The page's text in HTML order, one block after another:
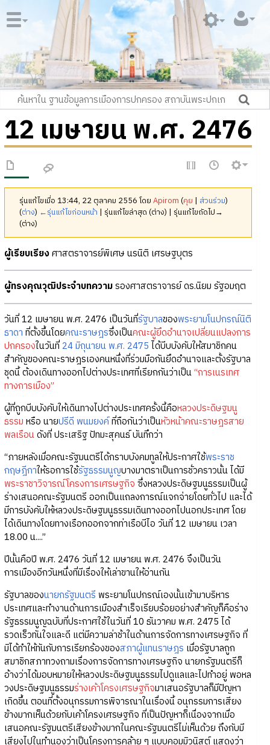
12 เมษายน พ.ศ. 2476
รุ่นแก้ไขเมื่อ 13:44, 22 ตุลาคม 2556 โดยApirom (คุย | ส่วนร่วม)
(ต่าง) ←รุ่นแก้ไขก่อนหน้า | รุ่นแก้ไขล่าสุด (ต่าง) | รุ่นแก้ไขถัดไป→
(ต่าง)
ผู้เรียบเรียงศาสตราจารย์พิเศษ นรนิติ เศรษฐบุตร
ผู้ทรงคุณวุฒิประจำบทความรองศาสตราจารย์ ดร.นิยม รัฐอมฤต
วันที่ 12 เมษายน พ.ศ. 2476 เป็นวันที่รัฐบาลของพระยามโนปกรณ์นิติ
ธาดา ที่ตั้งขึ้นโดยคณะราษฎรซึ่งเป็นคณะผู้ยึดอำนาจเปลี่ยนแปลงการ
ปกครองในวันที่ 24 มิถุนายน พ.ศ. 2475 ได้บีบบังคับให้สมาชิกคน
สำคัญของคณะราษฎรเองคนหนึ่งที่ร่วมมือกันยึดอำนาจและตั้งรัฐบาล
ชุดนี้ ต้องเดินทางออกไปต่างประเทศที่เรียกกันว่าเป็น“การเนรเทศ
ทางการเมือง”
ผู้ที่ถูกบีบบังคับให้เดินทางไปต่างประเทศครั้งนี้คือหลวงประดิษฐมนู
ธรรม หรือ นายปรีดี พนมยงค์ที่ถือกันว่าเป็นหัวหน้าคณะราษฎรสาย
พลเรือนดังที่ ประเสริฐ ปัทมะสุคนธ์ บันทึกว่า
“ภายหลังเมื่อคณะรัฐมนตรีได้กราบบังคมทูลให้ประกาศใช้พระราช
กฤษฎีกาให้รอการใช้รัฐธรรมนูญบางมาตราเป็นการชั่วคราวนั้น ได้มี
พระราชาวิจารณ์โครงการเศรษฐกิจ ซึ่งหลวงประดิษฐมนูธรรมเป็นผู้
ร่างเสนอคณะรัฐมนตรี ออกเป็นแถลงการณ์แจกจ่ายโดยทั่วไป และได้
มีการบังคับให้หลวงประดิษฐมนูธรรมเดินทางออกไปนอกประเทศ โดย
ได้เดินทางโดยทางเรือกออกจากท่าเรือบีไอ วันที่ 12 เมษายน เวลา
18.00 น....”
ปีนั้นคือปี พ.ศ. 2476 วันที่ 12 เมษายน พ.ศ. 2476 จึงเป็นวัน
การเมืองอีกวันหนึ่งที่มีเรื่องให้เล่าขานให้อ่านกัน
รัฐบาลของนายกรัฐมนตรี พระยามโนปกรณ์เองนั้นเข้ามาบริหาร
ประเทศและทำงานด้านการเมืองสำเร็จเรียบร้อยอย่างสำคัญก็คือร่าง
รัฐธรรมนูญฉบับที่ประกาศใช้ในวันที่ 10 ธันวาคม พ.ศ. 2475 ได้
รวดเร็วทันใจและดี แต่มีความล่าช้าในด้านการจัดการทางเศรษฐกิจ ที่
มิได้ทำให้ทันกับการเรียกร้องของสภาผู้แทนราษฎร เมื่อรัฐบาลถูก
สมาชิกสภาทวงถามเรื่องการจัดการทางเศรษฐกิจ นายกรัฐมนตรีก็
อ้างว่าได้มอบหมายให้หลวงประดิษฐมนูธรรมไปดูแลและไปทำอยู่ พอหล
วงประดิษฐมนูธรรมร่างเค้าโครงเศรษฐกิจมาเสนอรัฐบาลก็มีปัญหา
เกิดขึ้น ตอนที่ตั้งอนุกรรมการพิจารณาในเรื่องนี้ อนุกรรมการเสียง
ข้างมากเห็นด้วยกับเค้าโครงเศรษฐกิจ ที่เป็นปัญหาก็เนื่องจากเมื่อ
เสนอคณะรัฐมนตรีเสียงข้างมากในคณะรัฐมนตรีไม่เห็นด้วย ถึงกับมี
เสียงไปในทำนองว่าเป็นโครงการคล้าย ๆ แบบคอมมิวนิสต์ แสดงว่า